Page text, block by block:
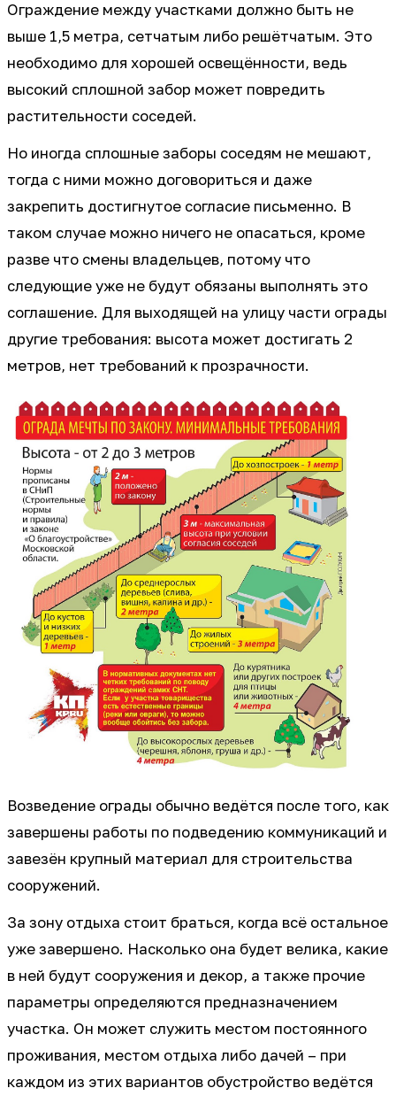
Ограждение между участками должно быть не
выше 1,5 метра, сетчатым либо решётчатым. Это
необходимо для хорошей освещённости, ведь
высокий сплошной забор может повредить
растительности соседей.
Но иногда сплошные заборы соседям не мешают,
тогда с ними можно договориться и даже
закрепить достигнутое согласие письменно. В
таком случае можно ничего не опасаться, кроме
разве что смены владельцев, потому что
следующие уже не будут обязаны выполнять это
соглашение. Для выходящей на улицу части ограды
другие требования: высота может достигать 2
метров, нет требований к прозрачности.
Возведение ограды обычно ведётся после того, как
завершены работы по подведению коммуникаций и
завезён крупный материал для строительства
сооружений.
За зону отдыха стоит браться, когда всё остальное
уже завершено. Насколько она будет велика, какие
в ней будут сооружения и декор, а также прочие
параметры определяются предназначением
участка. Он может служить местом постоянного
проживания, местом отдыха либо дачей – при
каждом из этих вариантов обустройство ведётся